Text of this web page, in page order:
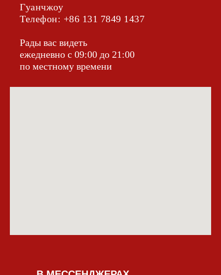
Гуанчжоу
Телефон: +86 131 7849 1437‬
Рады вас видеть
ежедневно с 09:00 до 21:00
по местному времени